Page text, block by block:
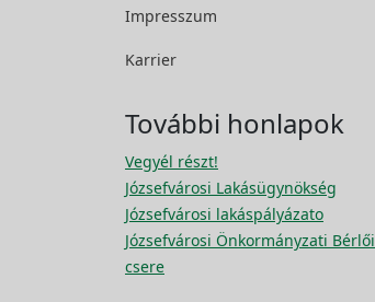
Impresszum
Karrier
További honlapok
Vegyél részt!
Józsefvárosi Lakásügynökség
Józsefvárosi lakáspályázato
Józsefvárosi Önkormányzati Bérlői
csere